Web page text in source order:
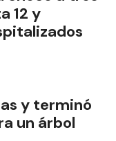
12 y
y terminó
un árbol